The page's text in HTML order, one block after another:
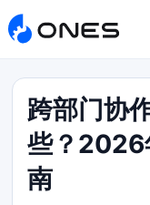
跨部门协
些？2026
南